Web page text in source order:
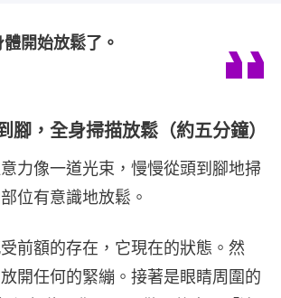
開始放鬆了。
腳，全身掃描放鬆（約五分鐘）
力像一道光束，慢慢從頭到腳地掃
位有意識地放鬆。
前額的存在，它現在的狀態。然
開任何的緊繃。接著是眼睛周圍的